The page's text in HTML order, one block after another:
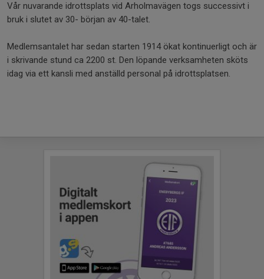
Vår nuvarande idrottsplats vid Arholmavägen togs successivt i
bruk i slutet av 30- början av 40-talet.
Medlemsantalet har sedan starten 1914 ökat kontinuerligt och är
i skrivande stund ca 2200 st. Den löpande verksamheten sköts
idag via ett kansli med anställd personal på idrottsplatsen.